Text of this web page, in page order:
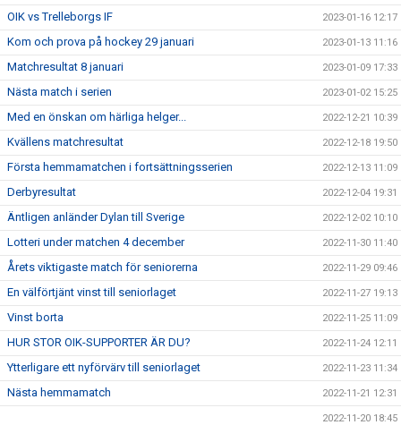
OIK vs Trelleborgs IF 2023-01-16 12:17
Kom och prova på hockey 29 januari 2023-01-13 11:16
Matchresultat 8 januari 2023-01-09 17:33
Nästa match i serien 2023-01-02 15:25
Med en önskan om härliga helger... 2022-12-21 10:39
Kvällens matchresultat 2022-12-18 19:50
Första hemmamatchen i fortsättningsserien 2022-12-13 11:09
Derbyresultat 2022-12-04 19:31
Äntligen anländer Dylan till Sverige 2022-12-02 10:10
Lotteri under matchen 4 december 2022-11-30 11:40
Årets viktigaste match för seniorerna 2022-11-29 09:46
En välförtjänt vinst till seniorlaget 2022-11-27 19:13
Vinst borta 2022-11-25 11:09
HUR STOR OIK-SUPPORTER ÄR DU? 2022-11-24 12:11
Ytterligare ett nyförvärv till seniorlaget 2022-11-23 11:34
Nästa hemmamatch 2022-11-21 12:31
2022-11-20 18:45